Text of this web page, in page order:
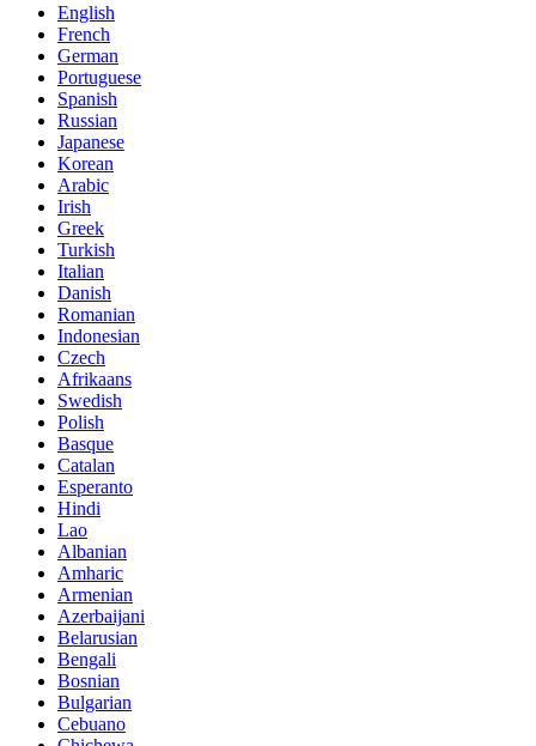
English
French
German
Portuguese
Spanish
Russian
Japanese
Korean
Arabic
Irish
Greek
Turkish
Italian
Danish
Romanian
Indonesian
Czech
Afrikaans
Swedish
Polish
Basque
Catalan
Esperanto
Hindi
Lao
Albanian
Amharic
Armenian
Azerbaijani
Belarusian
Bengali
Bosnian
Bulgarian
Cebuano